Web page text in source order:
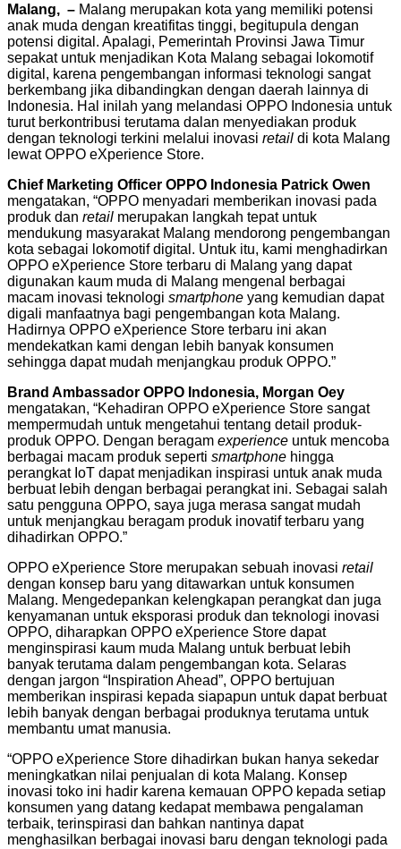
Malang, – Malang merupakan kota yang memiliki potensi
anak muda dengan kreatifitas tinggi, begitupula dengan
potensi digital. Apalagi, Pemerintah Provinsi Jawa Timur
sepakat untuk menjadikan Kota Malang sebagai lokomotif
digital, karena pengembangan informasi teknologi sangat
berkembang jika dibandingkan dengan daerah lainnya di
Indonesia. Hal inilah yang melandasi OPPO Indonesia untuk
turut berkontribusi terutama dalan menyediakan produk
dengan teknologi terkini melalui inovasi retail di kota Malang
lewat OPPO eXperience Store.
Chief Marketing Officer OPPO Indonesia Patrick Owen
mengatakan, “OPPO menyadari memberikan inovasi pada
produk dan retail merupakan langkah tepat untuk
mendukung masyarakat Malang mendorong pengembangan
kota sebagai lokomotif digital. Untuk itu, kami menghadirkan
OPPO eXperience Store terbaru di Malang yang dapat
digunakan kaum muda di Malang mengenal berbagai
macam inovasi teknologi smartphone yang kemudian dapat
digali manfaatnya bagi pengembangan kota Malang.
Hadirnya OPPO eXperience Store terbaru ini akan
mendekatkan kami dengan lebih banyak konsumen
sehingga dapat mudah menjangkau produk OPPO.”
Brand Ambassador OPPO Indonesia, Morgan Oey
mengatakan, “Kehadiran OPPO eXperience Store sangat
mempermudah untuk mengetahui tentang detail produk-
produk OPPO. Dengan beragam experience untuk mencoba
berbagai macam produk seperti smartphone hingga
perangkat IoT dapat menjadikan inspirasi untuk anak muda
berbuat lebih dengan berbagai perangkat ini. Sebagai salah
satu pengguna OPPO, saya juga merasa sangat mudah
untuk menjangkau beragam produk inovatif terbaru yang
dihadirkan OPPO.”
OPPO eXperience Store merupakan sebuah inovasi retail
dengan konsep baru yang ditawarkan untuk konsumen
Malang. Mengedepankan kelengkapan perangkat dan juga
kenyamanan untuk eksporasi produk dan teknologi inovasi
OPPO, diharapkan OPPO eXperience Store dapat
menginspirasi kaum muda Malang untuk berbuat lebih
banyak terutama dalam pengembangan kota. Selaras
dengan jargon “Inspiration Ahead”, OPPO bertujuan
memberikan inspirasi kepada siapapun untuk dapat berbuat
lebih banyak dengan berbagai produknya terutama untuk
membantu umat manusia.
“OPPO eXperience Store dihadirkan bukan hanya sekedar
meningkatkan nilai penjualan di kota Malang. Konsep
inovasi toko ini hadir karena kemauan OPPO kepada setiap
konsumen yang datang kedapat membawa pengalaman
terbaik, terinspirasi dan bahkan nantinya dapat
menghasilkan berbagai inovasi baru dengan teknologi pada